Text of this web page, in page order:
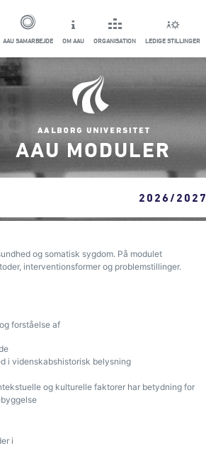
AAU SAMARBEJDE OM AAU ORGANISATION LEDIGE STILLINGER
AAU MODULER
2026/2027
og somatisk sygdom. På modulet
interventionsformer og problemstillinger.
forståelse af
i videnskabshistorisk belysning
og kulturelle faktorer har betydning for
i